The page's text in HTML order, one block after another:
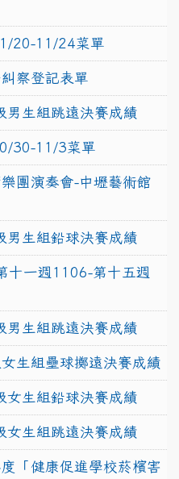
20-11/24菜單
察登記表單
男生組跳遠決賽成績
30-11/3菜單
團演奏會-中壢藝術館
男生組鉛球決賽成績
十一週1106-第十五週
男生組跳遠決賽成績
生組壘球擲遠決賽成績
女生組鉛球決賽成績
女生組跳遠決賽成績
「健康促進學校菸檳害